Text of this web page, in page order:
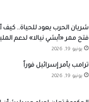
شريان الحرب يعود للحياة.. كيف
فتح ممر «أبشي نيالا» لدعم
يونيو 19, 2026
ترامب يأمر إسرائيل فوراً
يونيو 19, 2026